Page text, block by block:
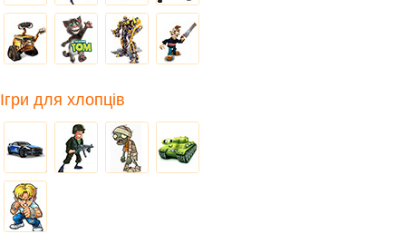
Ігри для хлопців